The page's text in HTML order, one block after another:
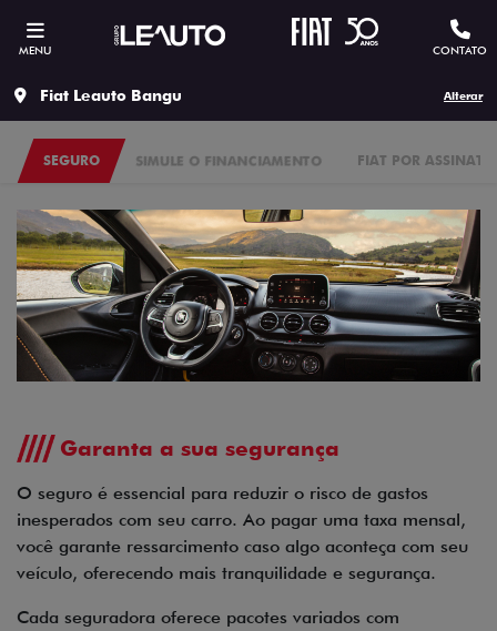
MENU CONTATO
Fiat Leauto Bangu Alterar
SIMULE O FINANCIAMENTO FIAT POR
SEGURO
Garanta a sua segurança
O seguro é essencial para reduzir o risco de gastos
inesperados com seu carro. Ao pagar uma taxa mensal,
você garante ressarcimento caso algo aconteça com seu
veículo, oferecendo mais tranquilidade e segurança.
Cada seguradora oferece pacotes variados com